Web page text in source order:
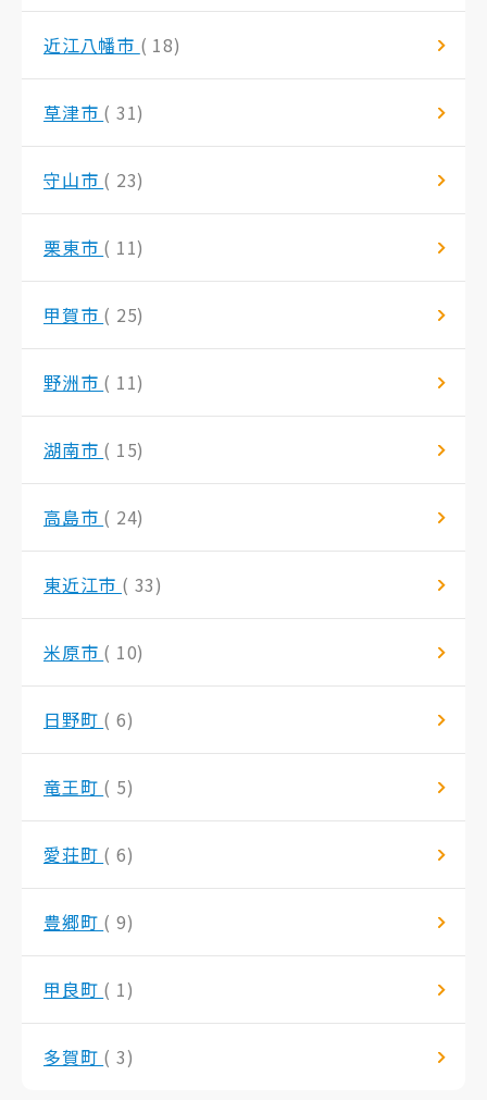
近江八幡市 ( 18)
草津市 ( 31)
守山市 ( 23)
栗東市 ( 11)
甲賀市 ( 25)
野洲市 ( 11)
湖南市 ( 15)
高島市 ( 24)
東近江市 ( 33)
米原市 ( 10)
日野町 ( 6)
竜王町 ( 5)
愛荘町 ( 6)
豊郷町 ( 9)
甲良町 ( 1)
多賀町 ( 3)